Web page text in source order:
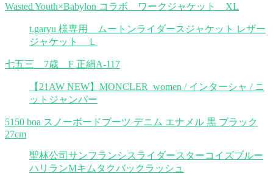
Wasted Youth×Babylon コラボ ワークジャケット XL
t.garyu 様専用 ムートンライダースジャケット レザー
ジャケット Ｌ
七五三 7歳 F 正絹A-117
【21AW NEW】MONCLER_women / インターシャ / ニ
ットジャンパー
5150 boa スノーボードブーツ デニム エナメル 黒 ブラック
27cm
聖林公司サンフランシスライダースターコイズブルー
ハリランMキムタクバックラッシュ